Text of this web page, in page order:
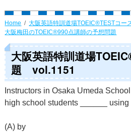
Home
大阪英語特訓道場TOEIC®TESTコー
大阪梅田のTOEIC®990点講師の予想問題
大阪英語特訓道場
題 vol.1151
Instructors in Osaka Umeda
high school students ______ using
(A) by